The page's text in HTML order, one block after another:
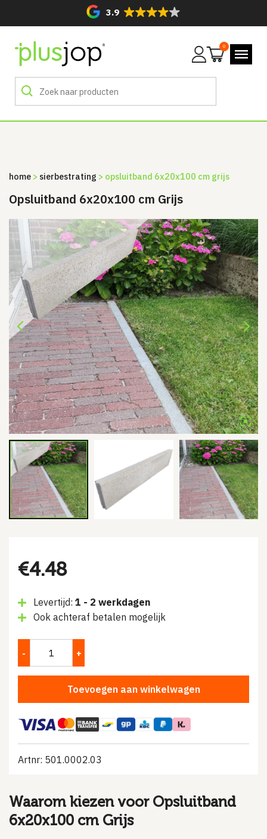
3.9
Mijn
0
home > sierbestrating > opsluitband 6x20x100 cm grijs
Opsluitband 6x20x100 cm Grijs
€4.48
Levertijd: 1 - 2 werkdagen
Ook achteraf betalen mogelijk
Toevoegen aan winkelwagen
Artnr: 501.0002.03
Waarom kiezen voor Opsluitband
6x20x100 cm Grijs